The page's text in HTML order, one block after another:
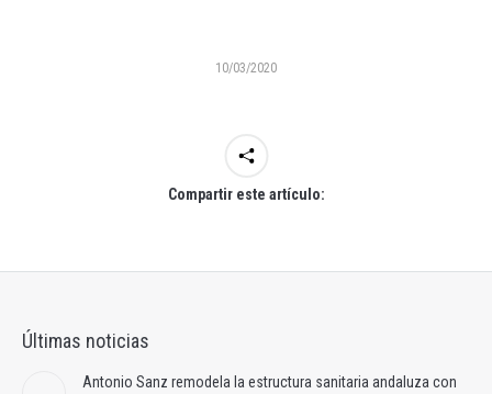
10/03/2020
Compartir este artículo:
Últimas noticias
Antonio Sanz remodela la estructura sanitaria andaluza con